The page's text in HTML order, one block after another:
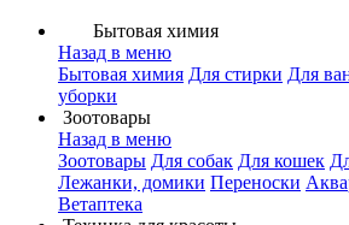
Бытовая химия
Назад в меню
Бытовая химия Для стирки Для
уборки
Зоотовары
Назад в меню
Зоотовары Для собак Для кошек
Лежанки, домики Переноски
Ветаптека